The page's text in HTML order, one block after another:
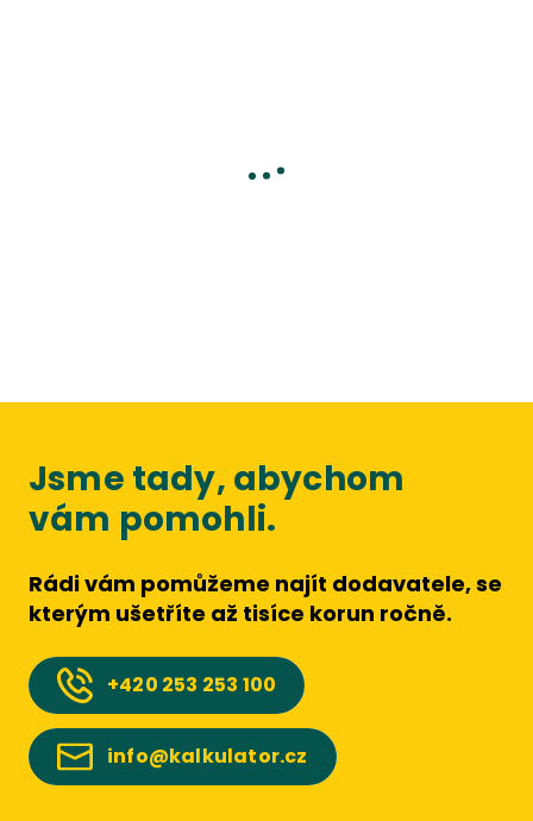
Jsme tady, abychom
vám pomohli.
Rádi vám pomůžeme najít dodavatele, se
kterým ušetříte až tisíce korun ročně.
+420 253 253 100
info@kalkulator.cz